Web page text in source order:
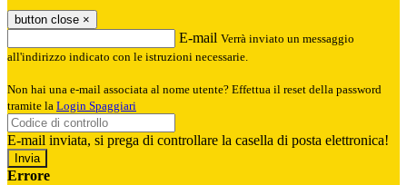
button close ×
E-mail Verrà inviato un messaggio
all'indirizzo indicato con le istruzioni necessarie.
Non hai una e-mail associata al nome utente? Effettua il reset della password
tramite la Login Spaggiari
E-mail inviata, si prega di controllare la casella di posta elettronica!
Errore